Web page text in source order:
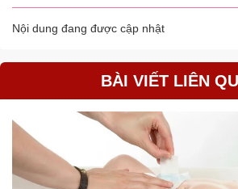
Nội dung đang được cập nhật
BÀI VIẾT LIÊN